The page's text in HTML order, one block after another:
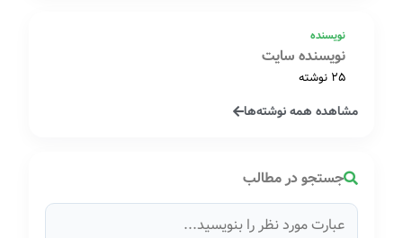
نویسنده
نویسنده سایت
25 نوشته
مشاهده همه نوشته‌ها
جستجو در مطالب